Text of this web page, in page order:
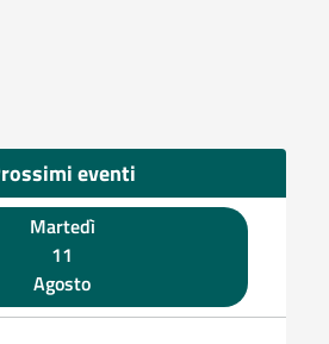
eventi
Martedì
11
Agosto